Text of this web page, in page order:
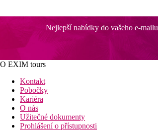
Nejlepší nabídky do vašeho e-mailu
O EXIM tours
Kontakt
Pobočky
Kariéra
O nás
Užitečné dokumenty
Prohlášení o přístupnosti